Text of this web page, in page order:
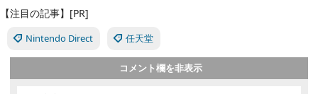
【注目の記事】[PR]
Nintendo Direct 任天堂
コメント欄を非表示